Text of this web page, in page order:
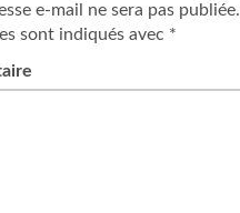
e-mail ne sera pas publiée.
sont indiqués avec *